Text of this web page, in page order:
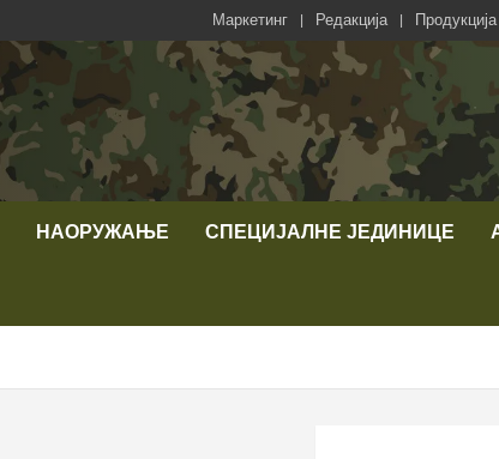
Маркетинг Редакција Продукција
НАОРУЖАЊЕ СПЕЦИЈАЛНЕ ЈЕДИНИЦЕ